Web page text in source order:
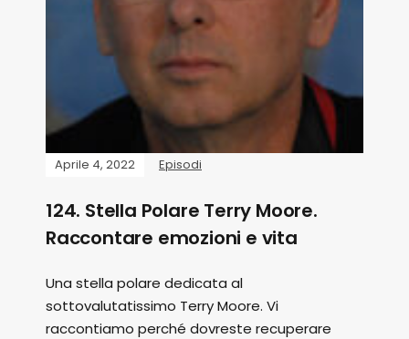
Aprile 4, 2022 Episodi
124. Stella Polare Terry Moore.
Raccontare emozioni e vita
Una stella polare dedicata al
sottovalutatissimo Terry Moore. Vi
raccontiamo perché dovreste recuperare